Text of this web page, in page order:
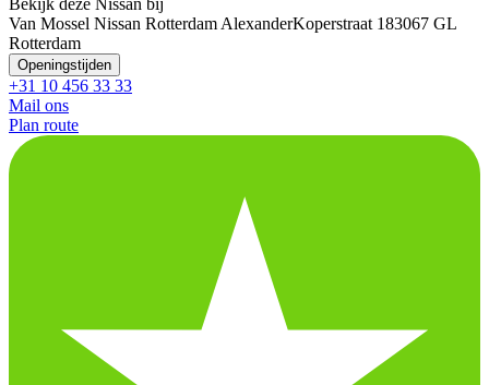
Bekijk deze Nissan bij
Van Mossel Nissan Rotterdam AlexanderKoperstraat 183067 GL
Rotterdam
Openingstijden
+31 10 456 33 33
Mail ons
Plan route